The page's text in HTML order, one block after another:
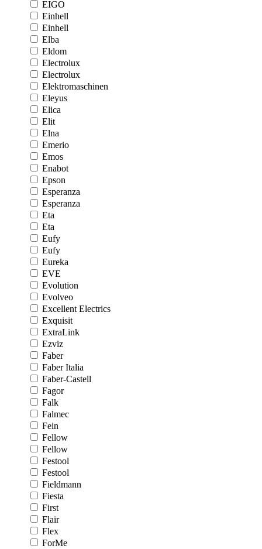
EIGO
Einhell
Einhell
Elba
Eldom
Electrolux
Electrolux
Elektromaschinen
Eleyus
Elica
Elit
Elna
Emerio
Emos
Enabot
Epson
Esperanza
Esperanza
Eta
Eta
Eufy
Eufy
Eureka
EVE
Evolution
Evolveo
Excellent Electrics
Exquisit
ExtraLink
Ezviz
Faber
Faber Italia
Faber-Castell
Fagor
Falk
Falmec
Fein
Fellow
Fellow
Festool
Festool
Fieldmann
Fiesta
First
Flair
Flex
ForMe